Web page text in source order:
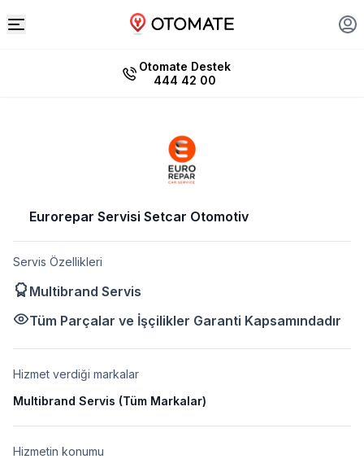
Otomate Destek
444 42 00
Eurorepar Servisi Setcar Otomotiv
Servis Özellikleri
Multibrand Servis
Tüm Parçalar ve İşçilikler Garanti Kapsamındadır
Hizmet verdiği markalar
Multibrand Servis (Tüm Markalar)
Hizmetin konumu